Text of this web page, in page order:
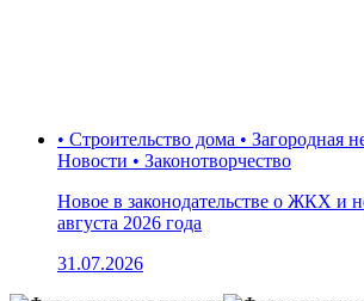
• Строительство дома • Загородная
Новости • Законотворчество
Новое в законодательстве о ЖКХ и
августа 2026 года
31.07.2026